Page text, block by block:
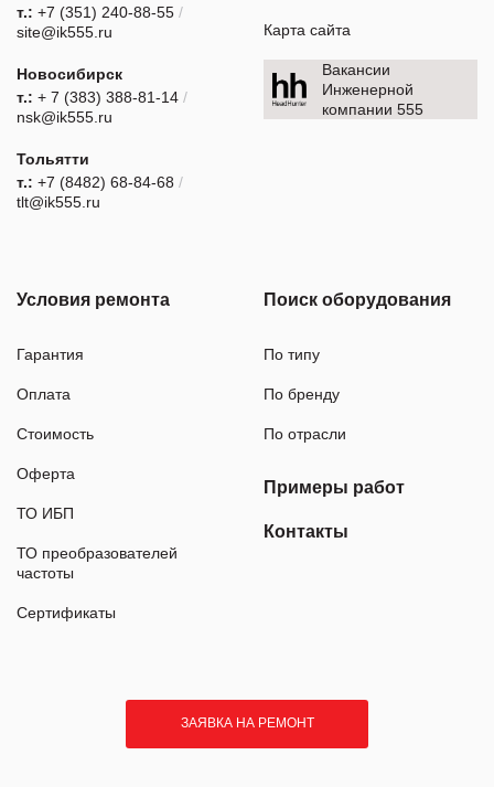
т.: +7 (351) 240-88-55 /
site@ik555.ru
Новосибирск
т.: + 7 (383) 388-81-14 /
nsk@ik555.ru
Тольятти
т.: +7 (8482) 68-84-68 /
tlt@ik555.ru
Карта сайта
Вакансии
Инженерной
компании 555
Условия ремонта
Гарантия
Оплата
Стоимость
Оферта
ТО ИБП
ТО преобразователей
частоты
Сертификаты
Поиск оборудования
По типу
По бренду
По отрасли
Примеры работ
Контакты
ЗАЯВКА НА РЕМОНТ